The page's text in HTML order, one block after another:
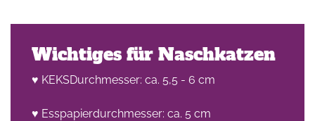
Wichtiges für Naschkatzen
♥ KEKSDurchmesser: ca. 5,5 - 6 cm
♥ Esspapierdurchmesser: ca. 5 cm